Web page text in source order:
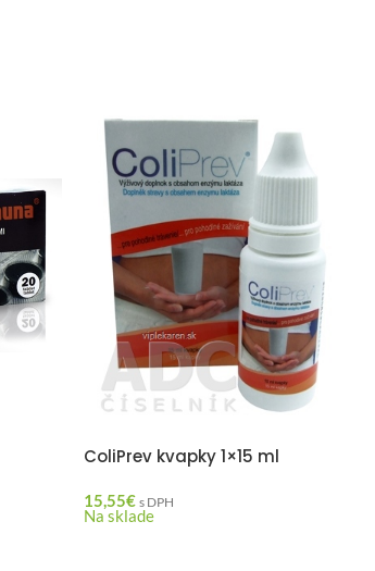
ColiPrev kvapky 1×15 ml
15,55€ s DPH
Na sklade